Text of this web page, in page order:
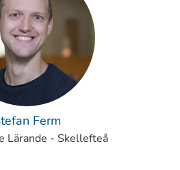
Ferm
Lärande - Skellefteå